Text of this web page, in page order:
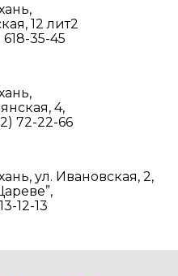
12 лит2
35-45‬
4,
72-22-66
ул. Ивановская, 2,
12-13